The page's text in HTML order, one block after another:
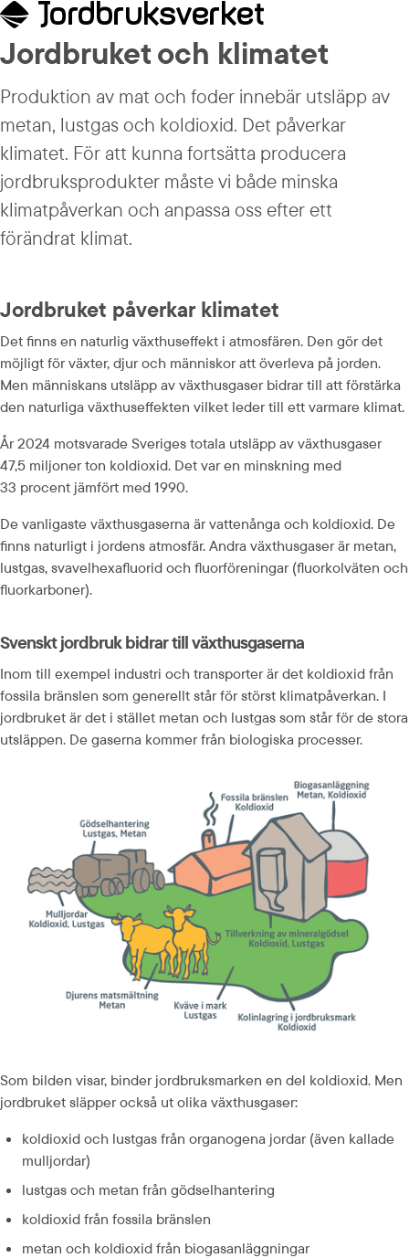
Jordbruket och klimatet
Produktion av mat och foder innebär utsläpp av
metan, lustgas och koldioxid. Det påverkar
klimatet. För att kunna fortsätta producera
jordbruksprodukter måste vi både minska
klimatpåverkan och anpassa oss efter ett
förändrat klimat.
Jordbruket påverkar klimatet
Det finns en naturlig växthuseffekt i atmosfären. Den gör det
möjligt för växter, djur och människor att överleva på jorden.
Men människans utsläpp av växthusgaser bidrar till att förstärka
den naturliga växthuseffekten vilket leder till ett varmare klimat.
År 2024 motsvarade Sveriges totala utsläpp av växthusgaser
47,5 miljoner ton koldioxid. Det var en minskning med
33 procent jämfört med 1990.
De vanligaste växthusgaserna är vattenånga och koldioxid. De
finns naturligt i jordens atmosfär. Andra växthusgaser är metan,
lustgas, svavelhexafluorid och fluorföreningar (fluorkolväten och
fluorkarboner).
Svenskt jordbruk bidrar till växthusgaserna
Inom till exempel industri och transporter är det koldioxid från
fossila bränslen som generellt står för störst klimatpåverkan. I
jordbruket är det i stället metan och lustgas som står för de stora
utsläppen. De gaserna kommer från biologiska processer.
Som bilden visar, binder jordbruksmarken en del koldioxid. Men
jordbruket släpper också ut olika växthusgaser:
koldioxid och lustgas från organogena jordar (även kallade
mulljordar)
lustgas och metan från gödselhantering
koldioxid från fossila bränslen
metan och koldioxid från biogasanläggningar